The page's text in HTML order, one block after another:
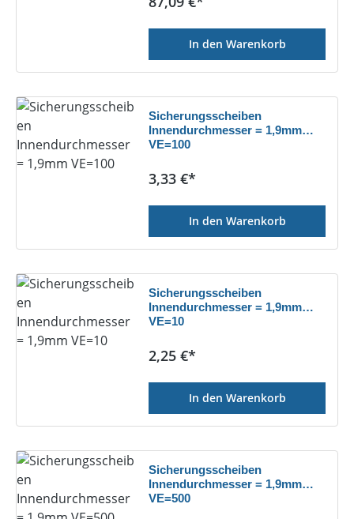
In den Warenkorb
Sicherungsscheiben
Innendurchmesser = 1,9mm
VE=100
Regulärer Preis:
3,33 €*
In den Warenkorb
Sicherungsscheiben
Innendurchmesser = 1,9mm
VE=10
Regulärer Preis:
2,25 €*
In den Warenkorb
Sicherungsscheiben
Innendurchmesser = 1,9mm
VE=500